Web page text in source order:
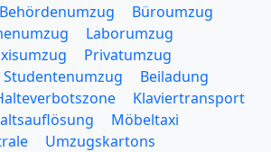
Behördenumzug
Büroumzug
Laborumzug
Privatumzug
Studentenumzug
Beiladung
Klaviertransport
Möbeltaxi
Umzugskartons